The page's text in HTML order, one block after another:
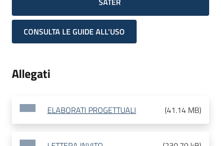
CONSULTA LE GUIDE ALL'USO
Allegati
ELABORATI PROGETTUALI (41.14 MB)